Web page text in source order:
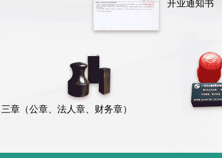
开业通知书
三章（公章、法人章、财务章）